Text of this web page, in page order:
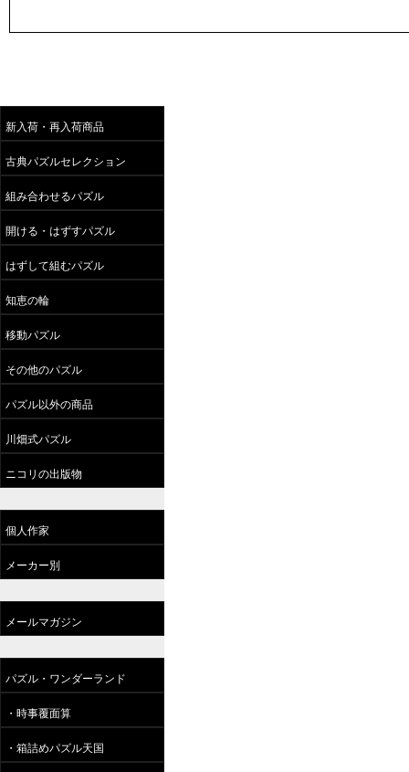
新入荷・再入荷商品
古典パズルセレクション
組み合わせるパズル
開ける・はずすパズル
はずして組むパズル
知恵の輪
移動パズル
その他のパズル
パズル以外の商品
川畑式パズル
ニコリの出版物
個人作家
メーカー別
メールマガジン
パズル・ワンダーランド
・時事覆面算
・箱詰めパズル天国